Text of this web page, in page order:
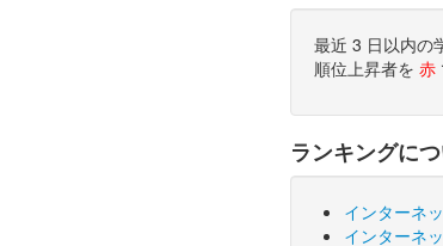
最近 3 日以内の
順位上昇者を 赤
ランキングに
インターネ
インターネ